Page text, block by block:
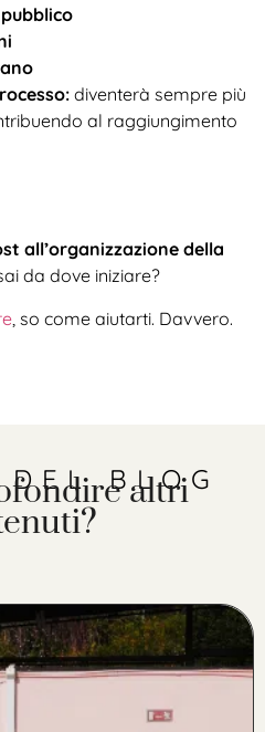
diventerà sempre più
al raggiungimento
all’organizzazione della
da dove iniziare?
, so come aiutarti. Davvero.
BLOG
altri